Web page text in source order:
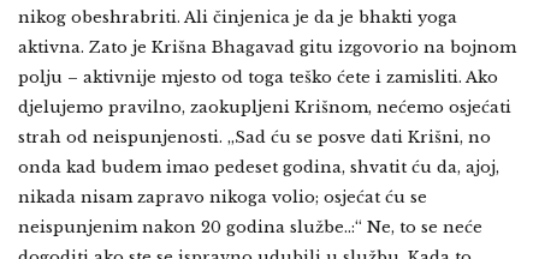
nikog obeshrabriti. Ali činjenica je da je bhakti yoga
aktivna. Zato je Krišna Bhagavad gitu izgovorio na bojnom
polju – aktivnije mjesto od toga teško ćete i zamisliti. Ako
djelujemo pravilno, zaokupljeni Krišnom, nećemo osjećati
strah od neispunjenosti. „Sad ću se posve dati Krišni, no
onda kad budem imao pedeset godina, shvatit ću da, ajoj,
nikada nisam zapravo nikoga volio; osjećat ću se
neispunjenim nakon 20 godina službe..:“ Ne, to se neće